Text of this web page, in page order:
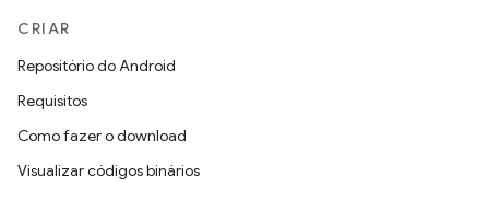
CRIAR
Repositório do Android
Requisitos
Como fazer o download
Visualizar códigos binários